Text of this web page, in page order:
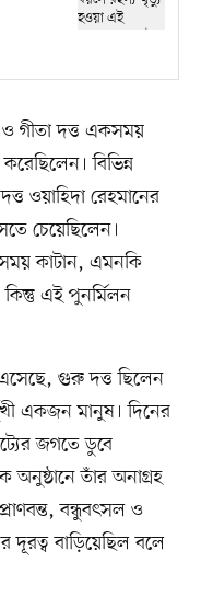
ও গীতা দত্ত একসময়
বিভিন্ন
ওয়াহিদা রেহমানের
চেয়েছিলেন।
কাটান, এমনকি
এই পুনর্মিলন
এসেছে, গুরু দত্ত ছিলেন
একজন মানুষ। দিনের
জগতে ডুবে
অনুষ্ঠানে তাঁর অনাগ্রহ
বন্ধুবৎসল ও
দূরত্ব বাড়িয়েছিল বলে